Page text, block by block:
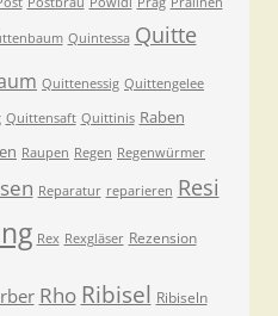
Quintessa Quitte
Quittenessig Quittengelee
Quittensaft Quittinis Raben
Raupen Regen Regenwürmer
Reparatur reparieren Resi
Rex Rexgläser Rezension
Rho Ribisel Ribiseln